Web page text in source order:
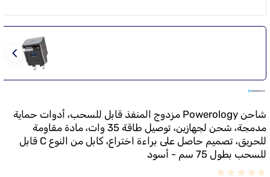
شاحن Powerology مزدوج المنفذ قابل للسحب، أدوات حماية
مدمجة، شحن لجهازين، توصيل طاقة 35 وات، مادة مقاومة
للحريق، تصميم حاصل على براءة اختراع، كابل من النوع C قابل
للسحب بطول 75 سم - أسود